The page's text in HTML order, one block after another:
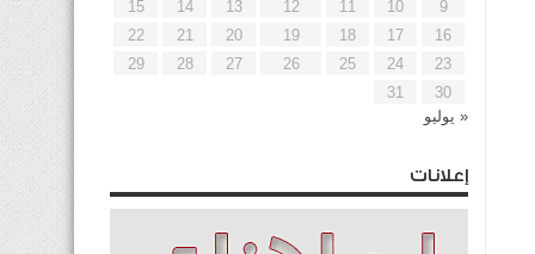
9
10
11
12
13
14
15
16
17
18
19
20
21
22
23
24
25
26
27
28
29
30
31
« يوليو
إعلانات